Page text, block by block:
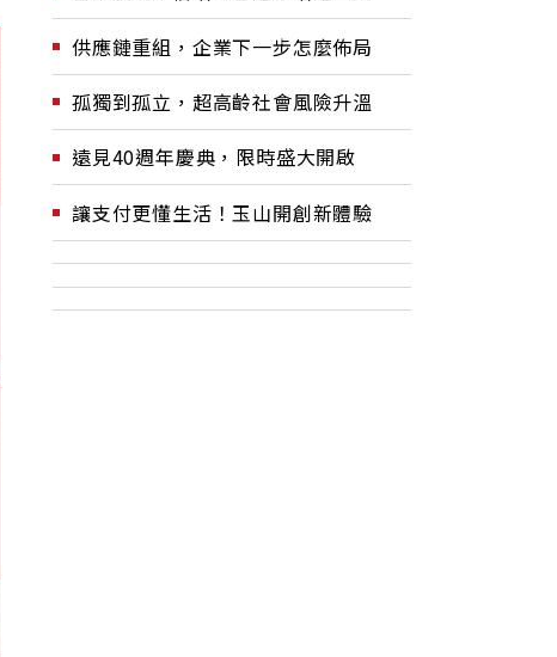
供應鏈重組，企業下一步怎麼佈局
孤獨到孤立，超高齡社會風險升溫
遠見40週年慶典，限時盛大開啟
讓支付更懂生活！玉山開創新體驗